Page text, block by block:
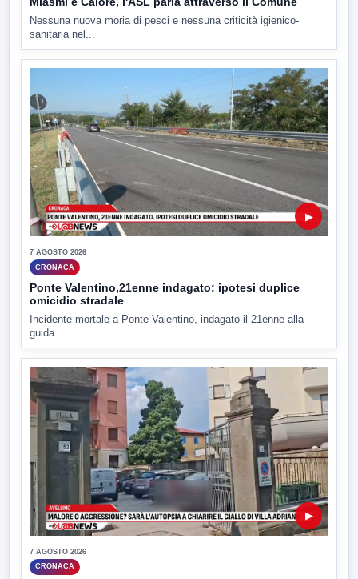
Nessuna nuova moria di pesci e nessuna criticità igienico-
sanitaria nel...
▶
7 AGOSTO 2026
CRONACA
Ponte Valentino,21enne indagato: ipotesi duplice
omicidio stradale
Incidente mortale a Ponte Valentino, indagato il 21enne alla
guida...
▶
7 AGOSTO 2026
CRONACA